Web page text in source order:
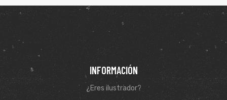
INFORMACIÓN
¿Eres ilustrador?